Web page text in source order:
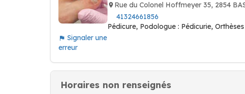
Signaler une
erreur
Rue du Colonel Hoffmeyer 35, 2854
41324661856
Pédicure, Podologue : Pédicurie,
Horaires non renseignés